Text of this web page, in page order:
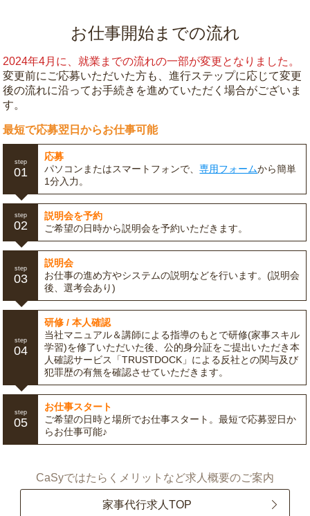
お仕事開始までの流れ
2024年4月に、就業までの流れの一部が変更となりました。
変更前にご応募いただいた方も、進行ステップに応じて変更
後の流れに沿ってお手続きを進めていただく場合がございま
す。
最短で応募翌日からお仕事可能
step
01
応募
パソコンまたはスマートフォンで、専用フォームから簡単
1分入力。
step
02
説明会を予約
ご希望の日時から説明会を予約いただきます。
step
03
説明会
お仕事の進め方やシステムの説明などを行います。(説明会
後、選考会あり)
step
04
研修 / 本人確認
当社マニュアル＆講師による指導のもとで研修(家事スキル
学習)を修了いただいた後、公的身分証をご提出いただき本
人確認サービス「TRUSTDOCK」による反社との関与及び
犯罪歴の有無を確認させていただきます。
step
05
お仕事スタート
ご希望の日時と場所でお仕事スタート。最短で応募翌日か
らお仕事可能♪
CaSyではたらくメリットなど求人概要のご案内
家事代行求人TOP